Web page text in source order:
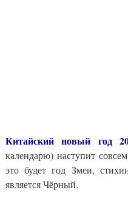
Китайский новый год
календарю) наступит
это будет год Змеи,
является Чёрный.